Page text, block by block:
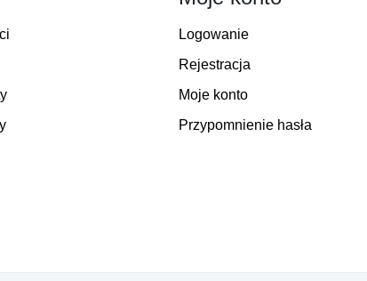
Logowanie
Rejestracja
Moje konto
Przypomnienie hasła